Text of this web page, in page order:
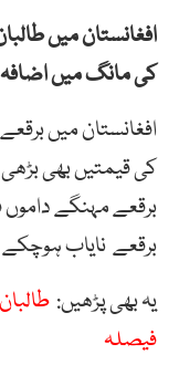
افغانستان میں
کی مانگ میں
افغانستان میں
کی قیمتیں بھی
برقعے مہنگے داموں
برقعے نایاب ہوچکے
یہ بھی پڑھیں:
فیصلہ